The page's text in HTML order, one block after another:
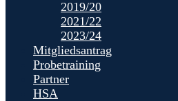
2019/20
2021/22
2023/24
Mitgliedsantrag
Probetraining
Partner
HSA